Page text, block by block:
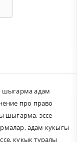
шыгарма адам
про право
шығарма, эссе
,адам кукыгы
, кукык туралы